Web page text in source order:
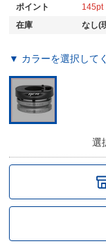
ポイント
145
在庫
なし(
▼ カラーを選択して
選